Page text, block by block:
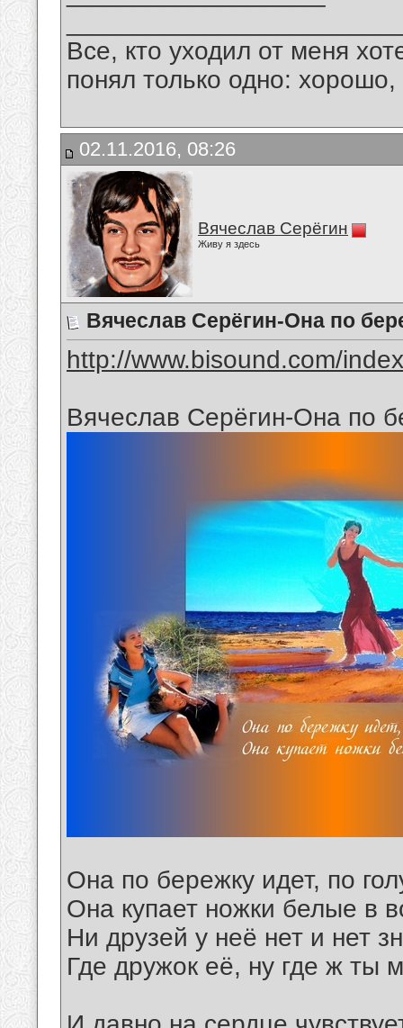
Все, кто уходил от меня
понял только одно:
02.11.2016, 08:26
Вячеслав Серёгин
Живу я здесь
Вячеслав Серёгин-Она по
http://www.bisound.com/
Вячеслав Серёгин-Она по
Она по бережку идет, по
Она купает ножки белые в
Ни друзей у неё нет и нет
Где дружок её, ну где ж ты